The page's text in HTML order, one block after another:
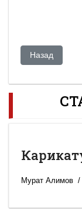
Предыдущий:
Назад
Мурат Алимов